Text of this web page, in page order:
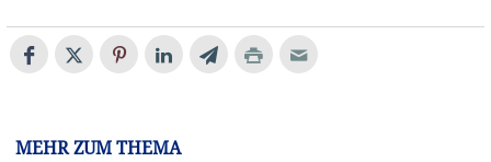
MEHR ZUM THEMA